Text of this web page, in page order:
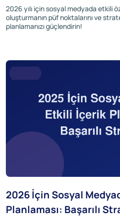
2026 yılı için sosyal medyada etkili
oluşturmanın püf noktalarını ve
planlamanızı güçlendirin!
2026 İçin Sosyal
Planlaması: Başarılı